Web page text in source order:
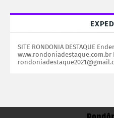
SITE RONDONIA DESTAQUE
www.rondoniadestaque.com.br